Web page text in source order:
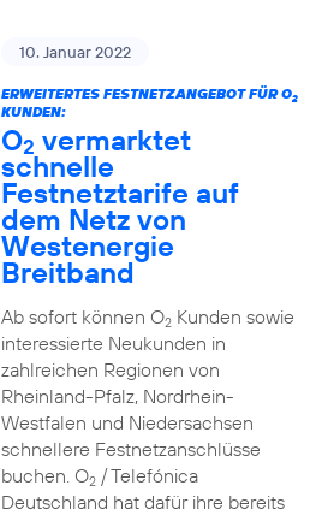
10. Januar 2022
ERWEITERTES FESTNETZANGEBOT FÜR O2
KUNDEN:
O2 vermarktet
schnelle
Festnetztarife auf
dem Netz von
Westenergie
Breitband
Ab sofort können O2Kunden sowie
interessierte Neukunden in
zahlreichen Regionen von
Rheinland-Pfalz, Nordrhein-
Westfalen und Niedersachsen
schnellere Festnetzanschlüsse
buchen. O2/ Telefónica
Deutschland hat dafür ihre bereits